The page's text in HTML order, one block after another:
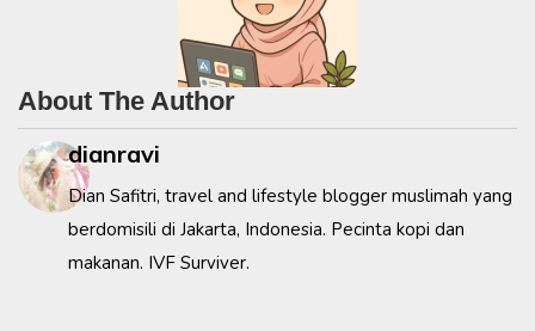
About The Author
dianravi
Dian Safitri, travel and lifestyle blogger muslimah yang
berdomisili di Jakarta, Indonesia. Pecinta kopi dan
makanan. IVF Surviver.